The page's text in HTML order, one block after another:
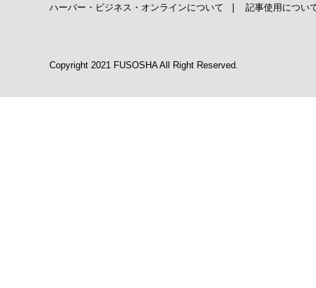
ハーバー・ビジネス・オンラインについて 記事使用につい
Copyright 2021 FUSOSHA All Right Reserved.